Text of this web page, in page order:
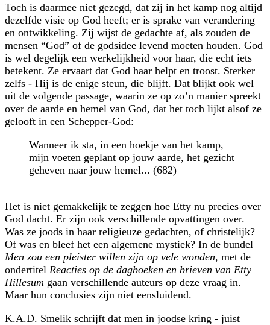
Toch is daarmee niet gezegd, dat zij in het kamp nog altijd
dezelfde visie op God heeft; er is sprake van verandering
en ontwikkeling. Zij wijst de gedachte af, als zouden de
mensen
God
of de godsidee levend moeten houden. God
is wel degelijk een werkelijkheid voor haar, die echt iets
betekent. Ze ervaart dat God haar helpt en troost. Sterker
zelfs - Hij is de enige steun, die blijft. Dat blijkt ook wel
uit de volgende passage, waarin ze op zo’n manier spreekt
over de aarde en hemel van God, dat het toch lijkt alsof ze
gelooft in een Schepper-God:
Wanneer ik sta, in een hoekje van het kamp,
mijn voeten geplant op jouw aarde, het gezicht
geheven naar jouw hemel... (682)
Het is niet gemakkelijk te zeggen hoe Etty nu precies over
God dacht. Er zijn ook verschillende opvattingen over.
Was ze joods in haar religieuze gedachten, of christelijk?
Of was en bleef het een algemene mystiek? In de bundel
Men zou een pleister willen zijn op vele wonden, met de
ondertitel Reacties op de dagboeken en brieven van Etty
Hillesum gaan verschillende auteurs op deze vraag in.
Maar hun conclusies zijn niet eensluidend.
K.A.D. Smelik schrijft dat men in joodse kring - juist